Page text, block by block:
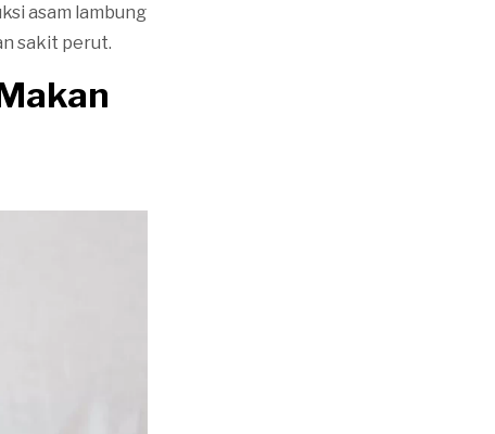
asam lambung
sakit perut.